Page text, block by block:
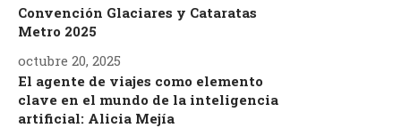
Convención Glaciares y Cataratas
Metro 2025
octubre 20, 2025
El agente de viajes como elemento
clave en el mundo de la inteligencia
artificial: Alicia Mejía